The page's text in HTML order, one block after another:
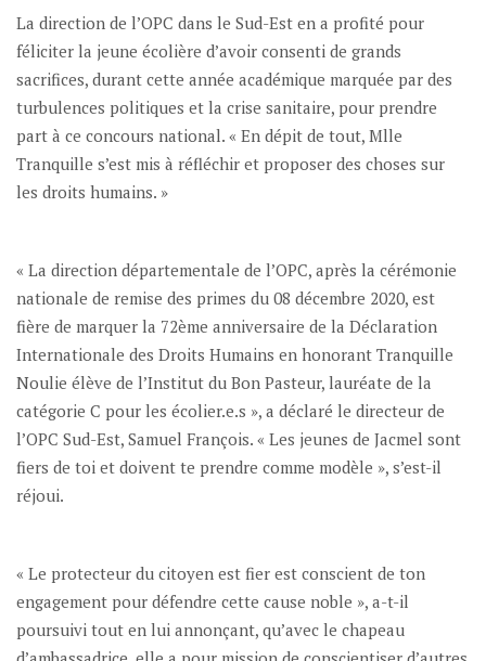
La direction de l’OPC dans le Sud-Est en a profité pour
féliciter la jeune écolière d’avoir consenti de grands
sacrifices, durant cette année académique marquée par des
turbulences politiques et la crise sanitaire, pour prendre
part à ce concours national. « En dépit de tout, Mlle
Tranquille s’est mis à réfléchir et proposer des choses sur
les droits humains. »
« La direction départementale de l’OPC, après la cérémonie
nationale de remise des primes du 08 décembre 2020, est
fière de marquer la 72ème anniversaire de la Déclaration
Internationale des Droits Humains en honorant Tranquille
Noulie élève de l’Institut du Bon Pasteur, lauréate de la
catégorie C pour les écolier.e.s », a déclaré le directeur de
l’OPC Sud-Est, Samuel François. « Les jeunes de Jacmel sont
fiers de toi et doivent te prendre comme modèle », s’est-il
réjoui.
« Le protecteur du citoyen est fier est conscient de ton
engagement pour défendre cette cause noble », a-t-il
poursuivi tout en lui annonçant, qu’avec le chapeau